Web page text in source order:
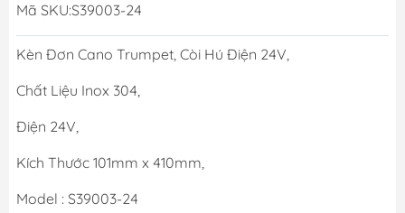
Mã SKU:S39003-24
Kèn Đơn Cano Trumpet, Còi Hú Điện 24V,
Chất Liệu Inox 304,
Điện 24V,
Kích Thước 101mm x 410mm,
Model : S39003-24